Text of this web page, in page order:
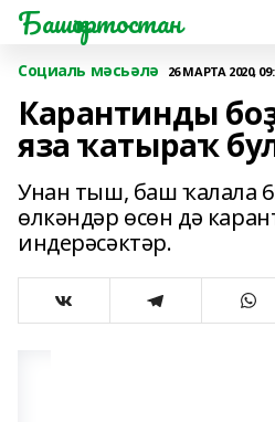
Башҡортостан
Социаль мәсьәлә 26 МАРТА 2020,
Карантинды
яза ҡатыраҡ
Унан тыш, баш ҡалала
өлкәндәр өсөн дә
индерәсәктәр.